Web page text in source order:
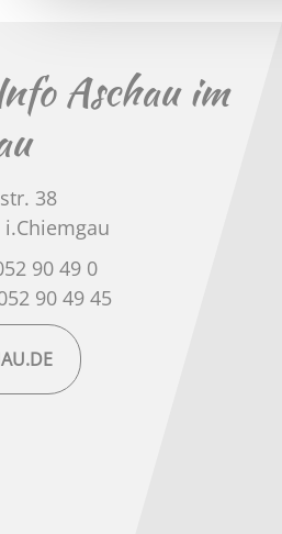
Aschau im
38
i.Chiemgau
90 49 0
90 49 45